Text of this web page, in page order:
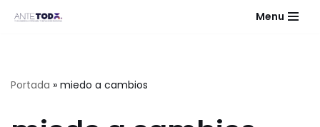
Menu
Portada » miedo a cambios